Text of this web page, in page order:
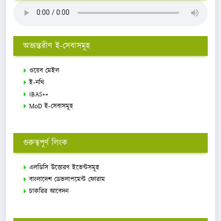
অভ্যন্তরীণ ই-সেবাসমূহ
ওয়েব মেইল
ই-নথি
iBAS++
MoD ই-সেবাসমূহ
গুরুত্বপূর্ণ লিংক
এলডিসি উত্তোরণ ইভেন্টসমূহ
বাংলাদেশ ডেভলাপমেন্ট ফোরাম
চাকরির আবেদন